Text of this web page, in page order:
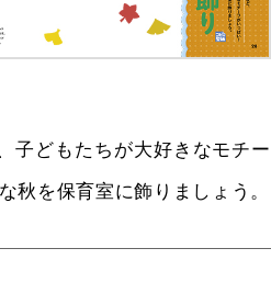
子どもたちが大好きなモチー
秋を保育室に飾りましょう。